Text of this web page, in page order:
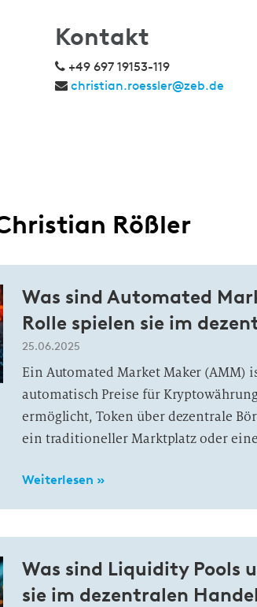
Kontakt
+49 697 19153-119
christian.roessler@zeb.de
Rößler
Was sind Automated
Rolle spielen sie im
25.06.2025
Ein Automated Market Maker (AMM)
automatisch Preise für
ermöglicht, Token über dezentrale
ein traditioneller Marktplatz oder
Weiterlesen »
Was sind Liquidity Pools
sie im dezentralen